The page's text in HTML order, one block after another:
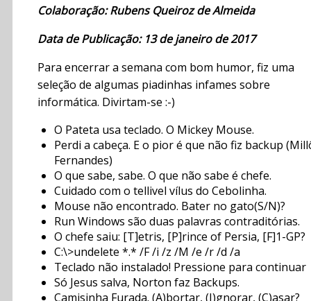
Colaboração: Rubens Queiroz de Almeida
Data de Publicação: 13 de janeiro de 2017
Para encerrar a semana com bom humor, fiz uma
seleção de algumas piadinhas infames sobre
informática. Divirtam-se :-)
O Pateta usa teclado. O Mickey Mouse.
Perdi a cabeça. E o pior é que não fiz backup
Fernandes)
O que sabe, sabe. O que não sabe é chefe.
Cuidado com o tellivel vílus do Cebolinha.
Mouse não encontrado. Bater no gato(S/N)?
Run Windows são duas palavras contraditórias.
O chefe saiu: [T]etris, [P]rince of Persia, [F]1-GP?
C:\>undelete *.* /F /i /z /M /e /r /d /a
Teclado não instalado! Pressione para continuar
Só Jesus salva, Norton faz Backups.
Camisinha Furada. (A)bortar, (I)gnorar, (C)asar?